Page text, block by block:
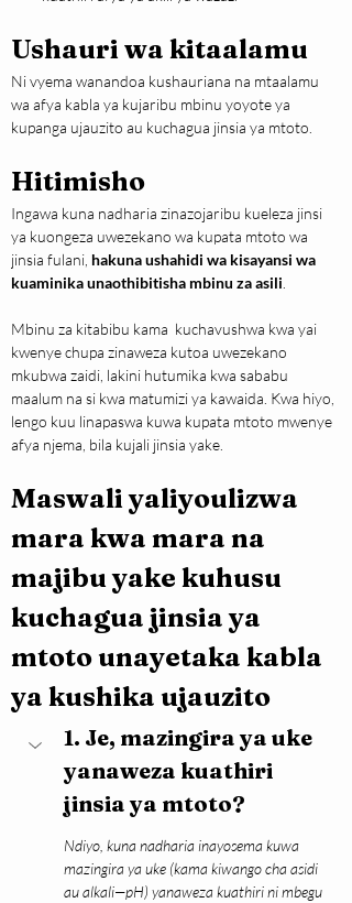
Ushauri wa kitaalamu
Ni vyema wanandoa kushauriana na mtaalamu
wa afya kabla ya kujaribu mbinu yoyote ya
kupanga ujauzito au kuchagua jinsia ya mtoto.
Hitimisho
Ingawa kuna nadharia zinazojaribu kueleza jinsi
ya kuongeza uwezekano wa kupata mtoto wa
jinsia fulani, hakuna ushahidi wa kisayansi wa
kuaminika unaothibitisha mbinu za asili
Mbinu za kitabibu kama  kuchavushwa kwa yai
kwenye chupa zinaweza kutoa uwezekano
mkubwa zaidi, lakini hutumika kwa sababu
maalum na si kwa matumizi ya kawaida. Kwa hiyo,
lengo kuu linapaswa kuwa kupata mtoto mwenye
afya njema, bila kujali jinsia yake.
Maswali yaliyoulizwa
mara kwa mara na
majibu yake kuhusu
kuchagua jinsia ya
mtoto unayetaka kabla
ya kushika ujauzito
1. Je, mazingira ya uke
yanaweza kuathiri
jinsia ya mtoto?
Ndiyo, kuna nadharia inayosema kuwa
mazingira ya uke (kama kiwango cha asidi
au alkali—pH) yanaweza kuathiri ni mbegu